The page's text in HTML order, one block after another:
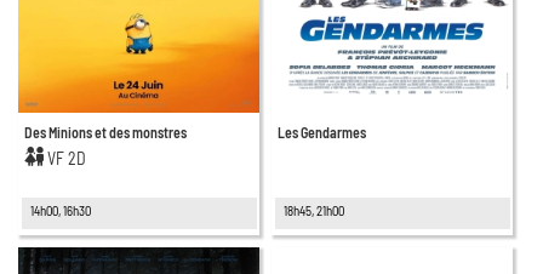
Des Minions et des monstres
VF 2D
14h00, 16h30
Les Gendarmes
18h45, 21h00